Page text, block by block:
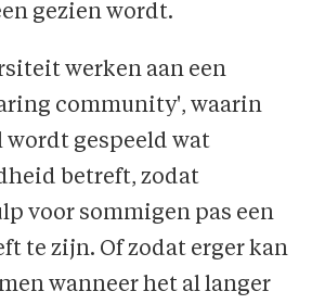
gezien wordt.
werken aan een
community', waarin
wordt gespeeld wat
betreft, zodat
voor sommigen pas een
te zijn. Of zodat erger kan
wanneer het al langer